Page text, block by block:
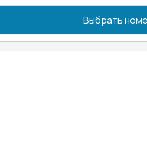
Выбрать